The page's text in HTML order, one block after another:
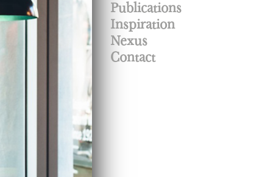
Publications
Inspiration
Nexus
Contact